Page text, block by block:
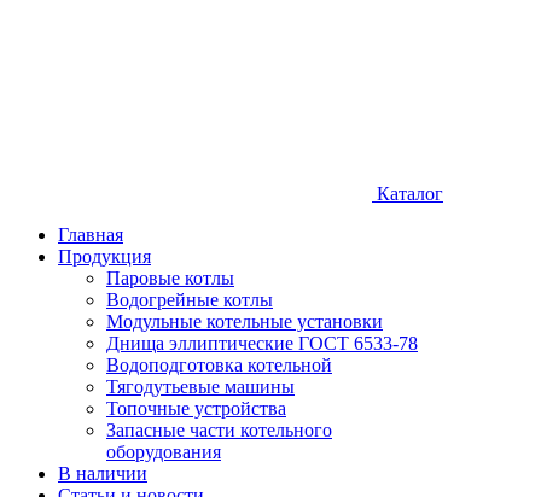
Каталог
Главная
Продукция
Паровые котлы
Водогрейные котлы
Модульные котельные установки
Днища эллиптические ГОСТ 6533-78
Водоподготовка котельной
Тягодутьевые машины
Топочные устройства
Запасные части котельного
оборудования
В наличии